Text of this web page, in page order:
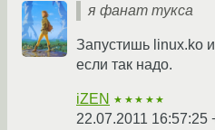
я фанат тукса
Запустишь linux.ko
если так надо.
iZEN ★★★★★
22.07.2011 16:57:25